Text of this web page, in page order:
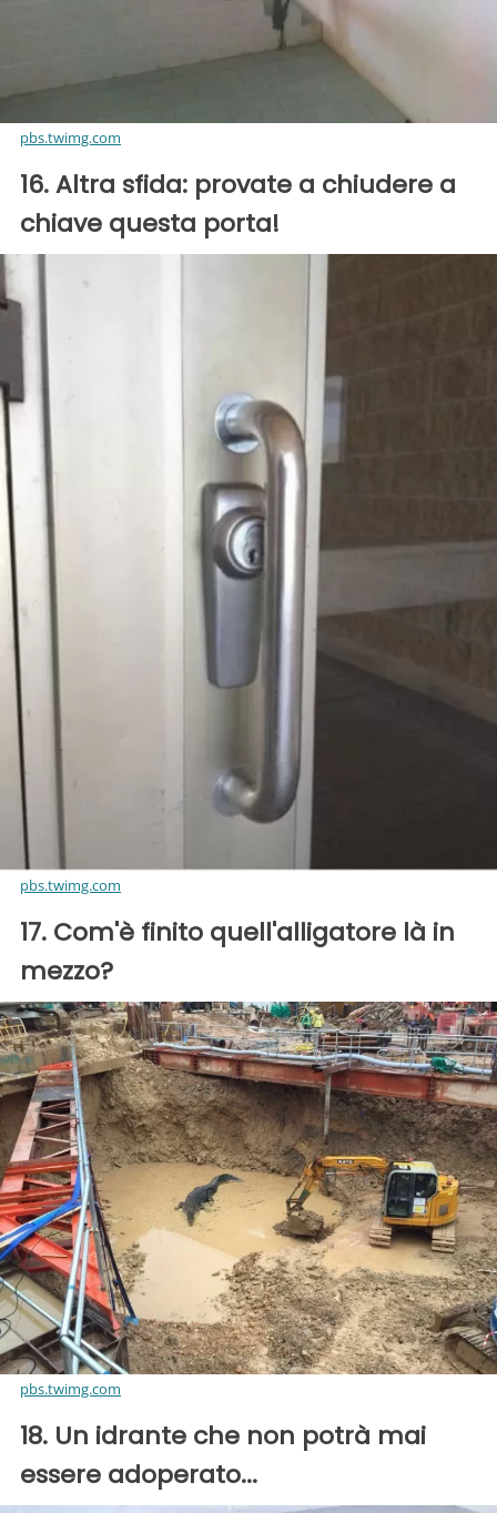
pbs.twimg.com
16. Altra sfida: provate a chiudere a
chiave questa porta!
pbs.twimg.com
17. Com'è finito quell'alligatore là in
mezzo?
pbs.twimg.com
18. Un idrante che non potrà mai
essere adoperato...